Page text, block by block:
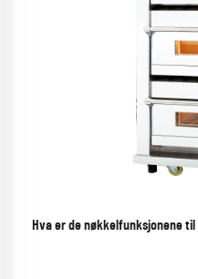
Hva er de nøkkelfunksjonene